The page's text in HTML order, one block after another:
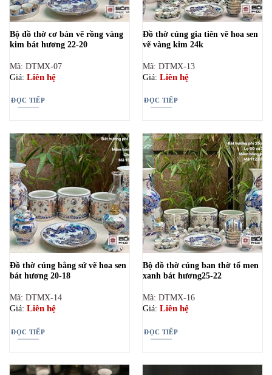
Bộ đồ thờ cơ bản vẽ rồng vàng
kim bát hương 22-20
Mã: DTMX-07
Giá: Liên hệ
ĐỌC TIẾP
Đồ thờ cúng gia tiên vẽ hoa sen
vẽ vàng kim 24k
Mã: DTMX-13
Giá: Liên hệ
ĐỌC TIẾP
Đồ thờ cúng bằng sứ vẽ hoa sen
bát hương 20-18
Mã: DTMX-14
Giá: Liên hệ
ĐỌC TIẾP
Bộ đồ thờ cúng ban thờ tổ men
xanh bát hương25-22
Mã: DTMX-16
Giá: Liên hệ
ĐỌC TIẾP